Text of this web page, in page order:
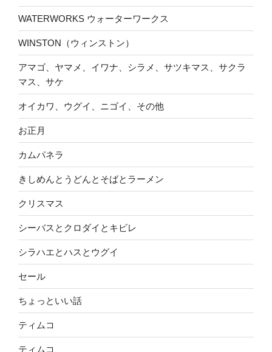
WATERWORKS ウォーターワークス
WINSTON（ウィンストン）
アマゴ、ヤマメ、イワナ、シラメ、サツキマス、サクラ
マス、サケ
オイカワ、ウグイ、ニゴイ、その他
お正月
カムパネラ
きしめんとうどんとそばとラーメン
クリスマス
シーバスとクロダイとキビレ
シラハエとハスとウグイ
セール
ちょっといい話
ティムコ
ティムコ